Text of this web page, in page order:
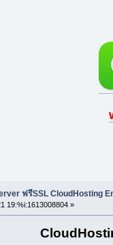
ฟรีSSL CloudHosting
19:%i:1613008804 »